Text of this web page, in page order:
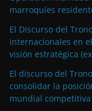
marroquíes
El Discurso del
internacionales en
visión estratégica
El discurso del
consolidar la
mundial